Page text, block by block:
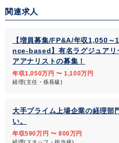
関連求人
【増員募集/FP&A/年収1,050
nce-based】有名ラグジュアリ
アアナリストの募集！
年収1,050万円 〜 1,100万円
経理(主任・係長級)
大手プライム上場企業の経理部
い。
年収590万円 〜 800万円